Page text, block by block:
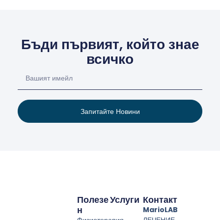
Бъди първият, който знае
всичко
Запитайте Новини
Услуги
Полезе
Н
Контакт
MarioLAB